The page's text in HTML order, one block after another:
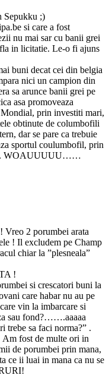
Sepukku ;)
si care a fost
nu mai sar cu banii grei
in licitatie. Le-o fi ajuns
buni decat cei din belgia
nici un campion din
sa arunce banii grei pe
asa promoveaza
prin investiti mari,
obtinute de columbofili
dar se pare ca trebuie
sportul coulumbofil, prin
WOAUUUUU……
Vreo 2 porumbei arata
! Il excludem pe Champ
chiar la ”plesneala”
!
si crescatori buni la
care habar nu au pe
vin la imbarcare si
sau fond?…….aaaaa
trebe sa faci norma?” .
fost de multe ori in
de porumbei prin mana,
ce ii luai in mana ca nu se